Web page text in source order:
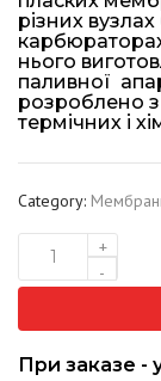
різних
нього
паливної
розроблено
термічних і
Category:
Мембранне
2
мм
+
-
При заказе -